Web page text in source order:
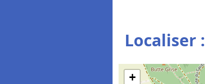
Localiser :
+